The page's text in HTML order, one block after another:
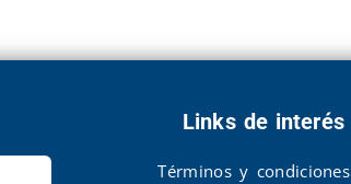
Links de interés
Términos y condiciones